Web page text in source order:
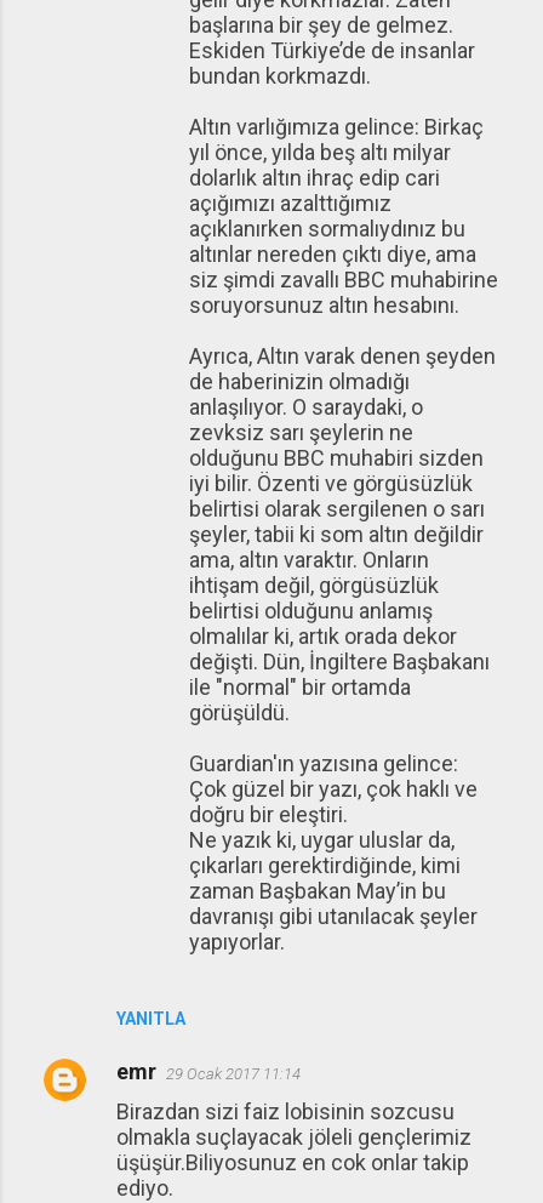
YANITLA
başlarına bir şey de gelmez.
Eskiden Türkiye’de de insanlar
bundan korkmazdı.
Altın varlığımıza gelince: Birkaç
yıl önce, yılda beş altı milyar
dolarlık altın ihraç edip cari
açığımızı azalttığımız
açıklanırken sormalıydınız bu
altınlar nereden çıktı diye, ama
siz şimdi zavallı BBC muhabirine
soruyorsunuz altın hesabını.
Ayrıca, Altın varak denen şeyden
de haberinizin olmadığı
anlaşılıyor. O saraydaki, o
zevksiz sarı şeylerin ne
olduğunu BBC muhabiri sizden
iyi bilir. Özenti ve görgüsüzlük
belirtisi olarak sergilenen o sarı
şeyler, tabii ki som altın değildir
ama, altın varaktır. Onların
ihtişam değil, görgüsüzlük
belirtisi olduğunu anlamış
olmalılar ki, artık orada dekor
değişti. Dün, İngiltere Başbakanı
ile "normal" bir ortamda
görüşüldü.
Guardian'ın yazısına gelince:
Çok güzel bir yazı, çok haklı ve
doğru bir eleştiri.
Ne yazık ki, uygar uluslar da,
çıkarları gerektirdiğinde, kimi
zaman Başbakan May’in bu
davranışı gibi utanılacak şeyler
yapıyorlar.
emr 29 Ocak 2017 11:14
Birazdan sizi faiz lobisinin sozcusu
olmakla suçlayacak jöleli gençlerimiz
üşüşür.Biliyosunuz en cok onlar takip
ediyo.